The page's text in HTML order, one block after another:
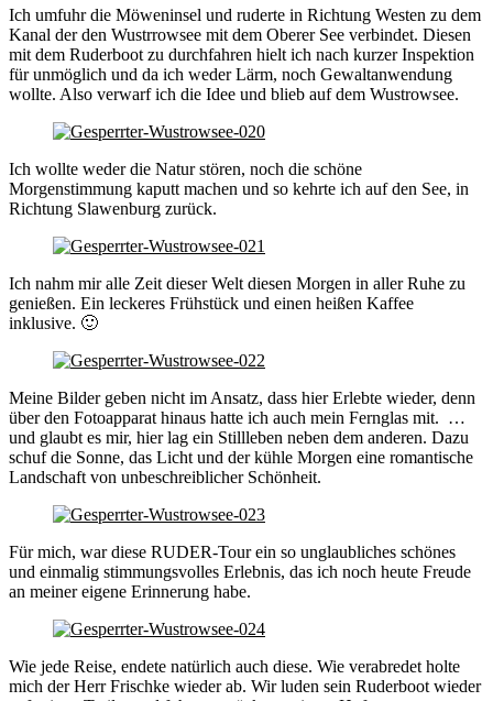
Ich umfuhr die Möweninsel und ruderte in Richtung Westen zu dem
Kanal der den Wustrrowsee mit dem Oberer See verbindet. Diesen
mit dem Ruderboot zu durchfahren hielt ich nach kurzer Inspektion
für unmöglich und da ich weder Lärm, noch Gewaltanwendung
wollte. Also verwarf ich die Idee und blieb auf dem Wustrowsee.
Ich wollte weder die Natur stören, noch die schöne
Morgenstimmung kaputt machen und so kehrte ich auf den See, in
Richtung Slawenburg zurück.
Ich nahm mir alle Zeit dieser Welt diesen Morgen in aller Ruhe zu
genießen. Ein leckeres Frühstück und einen heißen Kaffee
inklusive. 🙂
Meine Bilder geben nicht im Ansatz, dass hier Erlebte wieder, denn
über den Fotoapparat hinaus hatte ich auch mein Fernglas mit. …
und glaubt es mir, hier lag ein Stillleben neben dem anderen. Dazu
schuf die Sonne, das Licht und der kühle Morgen eine romantische
Landschaft von unbeschreiblicher Schönheit.
Für mich, war diese RUDER-Tour ein so unglaubliches schönes
und einmalig stimmungsvolles Erlebnis, das ich noch heute Freude
an meiner eigene Erinnerung habe.
Wie jede Reise, endete natürlich auch diese. Wie verabredet holte
mich der Herr Frischke wieder ab. Wir luden sein Ruderboot wieder